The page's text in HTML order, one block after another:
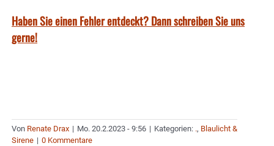
Haben Sie einen Fehler entdeckt? Dann schreiben Sie uns
gerne!
Von Renate Drax | Mo. 20.2.2023 - 9:56 | Kategorien: ., Blaulicht &
Sirene | 0 Kommentare